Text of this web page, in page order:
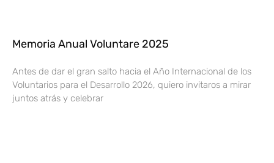
Memoria Anual Voluntare 2025
Antes de dar el gran salto hacia el Año Internacional de los
Voluntarios para el Desarrollo 2026, quiero invitaros a mirar
juntos atrás y celebrar